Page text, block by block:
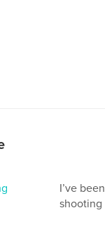
I’ve
shooting